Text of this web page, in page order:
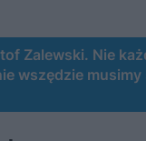
Zalewski. Nie
wszędzie